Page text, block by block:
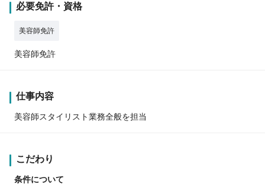
必要免許・資格
美容師免許
美容師免許
仕事内容
美容師スタイリスト業務全般を担当
こだわり
条件について